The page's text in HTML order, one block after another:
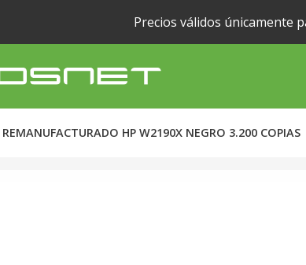
Precios válidos únicamente
REMANUFACTURADO HP W2190X NEGRO 3.200 COPIAS